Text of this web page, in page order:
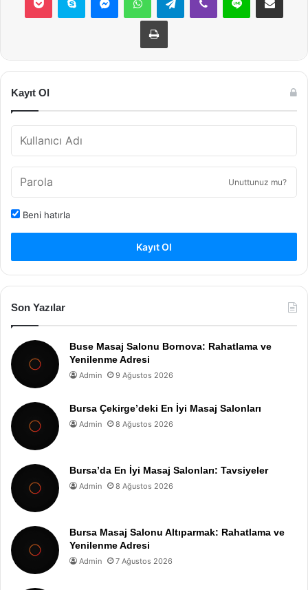
Yazdır
Kayıt Ol
Unuttunuz mu?
Beni hatırla
Kayıt Ol
Son Yazılar
Buse Masaj Salonu Bornova: Rahatlama ve
Yenilenme Adresi
Admin 9 Ağustos 2026
Bursa Çekirge’deki En İyi Masaj Salonları
Admin 8 Ağustos 2026
Bursa’da En İyi Masaj Salonları: Tavsiyeler
Admin 8 Ağustos 2026
Bursa Masaj Salonu Altıparmak: Rahatlama ve
Yenilenme Adresi
Admin 7 Ağustos 2026